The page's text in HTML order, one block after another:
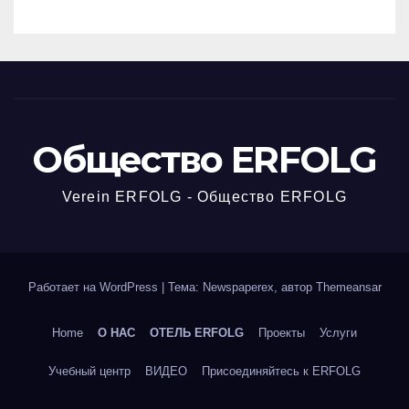
Общество ERFOLG
Verein ERFOLG - Общество ERFOLG
Работает на WordPress Тема: Newspaperex, автор Themeansar
Home О НАС ОТЕЛЬ ERFOLG Проекты Услуги
Учебный центр ВИДЕО Присоединяйтесь к ERFOLG